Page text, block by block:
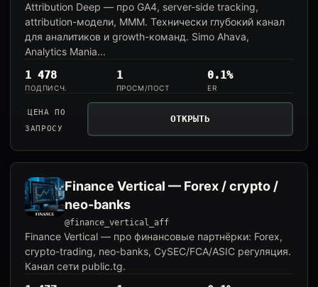
Attribution Deep — про GA4, server-side tracking,
attribution-модели, MMM. Технически глубокий канал
для аналитиков и growth-команд. Simo Ahava,
Analytics Mania...
1 478
ПОДПИСЧ.
1
ПРОСМ/ПОСТ
0.1%
ER
ЦЕНА ПО
ЗАПРОСУ
ОТКРЫТЬ
Finance Vertical — Forex / crypto /
neo-banks
@finance_vertical_aff
Finance Vertical — про финансовые партнёрки: Forex,
crypto-trading, neo-banks, CySEC/FCA/ASIC регуляция.
Канал сети public.tg.